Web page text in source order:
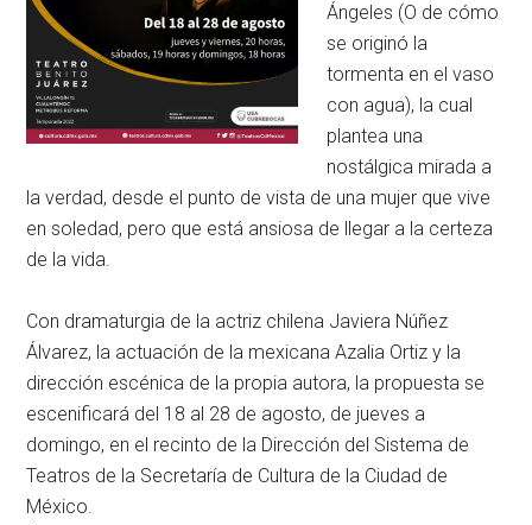
Ángeles (O de cómo
se originó la
tormenta en el vaso
con agua), la cual
plantea una
nostálgica mirada a
la verdad, desde el punto de vista de una mujer que vive
en soledad, pero que está ansiosa de llegar a la certeza
de la vida.
Con dramaturgia de la actriz chilena Javiera Núñez
Álvarez, la actuación de la mexicana Azalia Ortiz y la
dirección escénica de la propia autora, la propuesta se
escenificará del 18 al 28 de agosto, de jueves a
domingo, en el recinto de la Dirección del Sistema de
Teatros de la Secretaría de Cultura de la Ciudad de
México.